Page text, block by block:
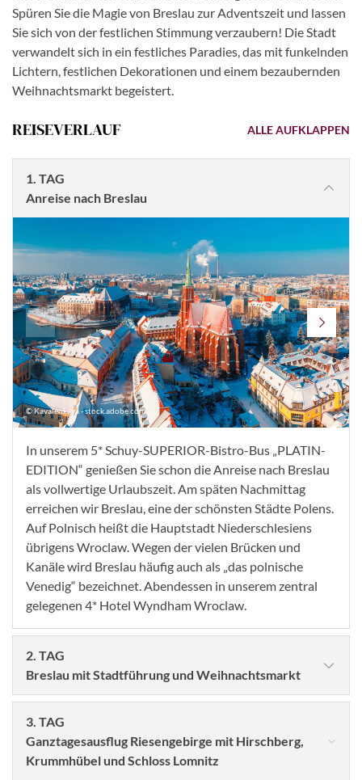
Spüren Sie die Magie von Breslau zur Adventszeit und lassen
Sie sich von der festlichen Stimmung verzaubern! Die Stadt
verwandelt sich in ein festliches Paradies, das mit funkelnden
Lichtern, festlichen Dekorationen und einem bezaubernden
Weihnachtsmarkt begeistert.
REISEVERLAUF ALLE AUFKLAPPEN
1. TAG
Anreise nach Breslau
© Kavalenkava - stock.adobe.com
In unserem 5* Schuy-SUPERIOR-Bistro-Bus „PLATIN-
EDITION“ genießen Sie schon die Anreise nach Breslau
als vollwertige Urlaubszeit. Am späten Nachmittag
erreichen wir Breslau, eine der schönsten Städte Polens.
Auf Polnisch heißt die Hauptstadt Niederschlesiens
übrigens Wroclaw. Wegen der vielen Brücken und
Kanäle wird Breslau häufig auch als „das polnische
Venedig“ bezeichnet. Abendessen in unserem zentral
gelegenen 4* Hotel Wyndham Wroclaw.
2. TAG
Breslau mit Stadtführung und Weihnachtsmarkt
3. TAG
Ganztagesausflug Riesengebirge mit Hirschberg,
Krummhübel und Schloss Lomnitz